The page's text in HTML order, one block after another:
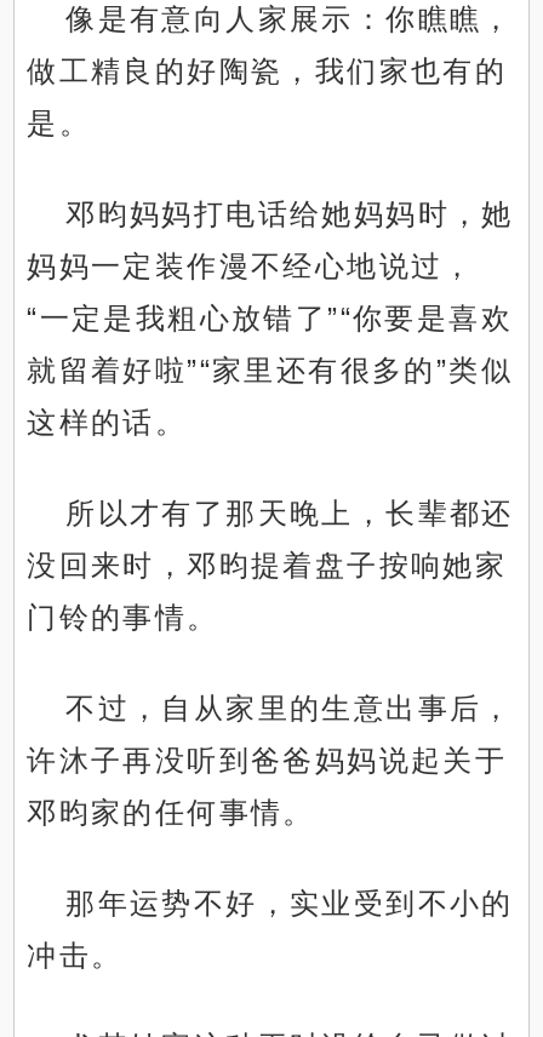
像是有意向人家展示：你瞧瞧，
做工精良的好陶瓷，我们家也有的
是。
邓昀妈妈打电话给她妈妈时，她
妈妈一定装作漫不经心地说过，
“一定是我粗心放错了”“你要是喜欢
就留着好啦”“家里还有很多的”类似
这样的话。
所以才有了那天晚上，长辈都还
没回来时，邓昀提着盘子按响她家
门铃的事情。
不过，自从家里的生意出事后，
许沐子再没听到爸爸妈妈说起关于
邓昀家的任何事情。
那年运势不好，实业受到不小的
冲击。